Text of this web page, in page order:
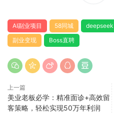
AI副业项目 58同城 deepseek
副业变现
Boss直聘
上一篇
美业老板必学：精准面诊+高效留
客策略，轻松实现50万年利润